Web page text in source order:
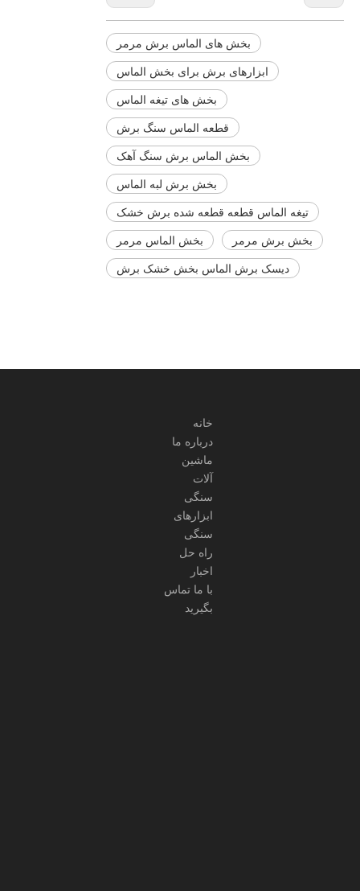
بخش های الماس برش مرمر
ابزارهای برش برای بخش الماس
بخش های تیغه الماس
قطعه الماس سنگ برش
بخش الماس برش سنگ آهک
بخش برش لبه الماس
تیغه الماس قطعه قطعه شده برش خشک
بخش الماس مرمر
بخش برش مرمر
دیسک برش الماس بخش خشک برش
خانه
درباره ما
ماشین
آلات
سنگی
ابزارهای
سنگی
راه حل
اخبار
با ما تماس
بگیرید